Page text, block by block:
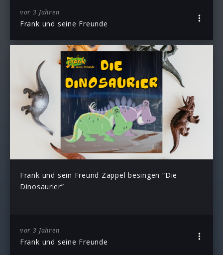
vor 3 Jahren
Frank und seine Freunde
Frank und sein Freund Zappel besingen “Die
Dinosaurier”
vor 3 Jahren
Frank und seine Freunde